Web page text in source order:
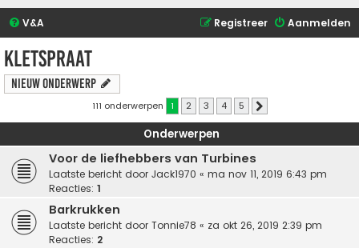
V&A Aanmelden
Registreer
Kletspraat
Nieuw onderwerp
111 onderwerpen 1 2 3 4 5
Onderwerpen
Voor de liefhebbers van Turbines
Laatste bericht door Jack1970 « ma nov 11, 2019 6:43 pm
Reacties: 1
Barkrukken
Laatste bericht door Tonnie78 « za okt 26, 2019 2:39 pm
Reacties: 2